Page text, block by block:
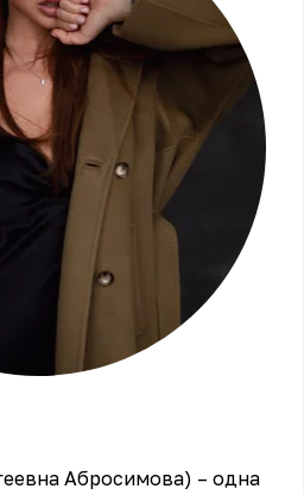
Абросимова) – одна